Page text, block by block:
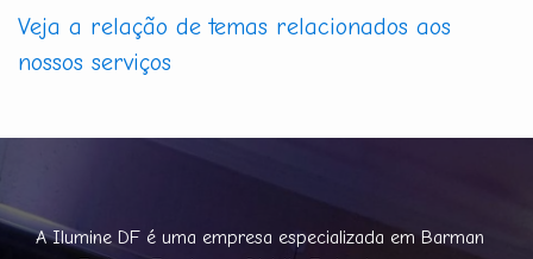
Veja a relação de temas relacionados aos
nossos serviços
A Ilumine DF é uma empresa especializada em Barman